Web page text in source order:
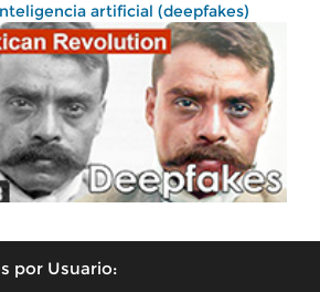
artificial (deepfakes)
por Usuario: